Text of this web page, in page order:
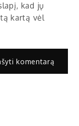
kad jų
kartą vėl